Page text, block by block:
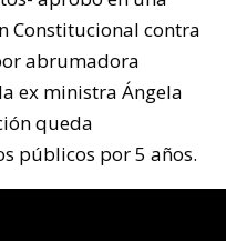
Constitucional contra
abrumadora
ex ministra Ángela
queda
públicos por 5 años.